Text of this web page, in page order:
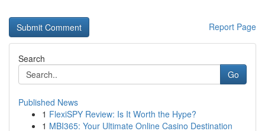
Report Page
Search
Go
Published News
1 FlexiSPY Review: Is It Worth the Hype?
1 MBI365: Your Ultimate Online Casino Destination